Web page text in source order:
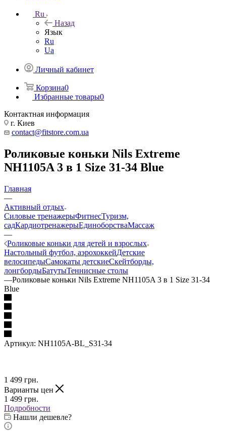
Ru
Назад
Язык
Ru
Ua
Личный кабинет
Корзина0
Избранные товары0
Контактная информация
г. Киев
contact@fitstore.com.ua
Роликовые коньки Nils Extreme
NH1105A 3 в 1 Size 31-34 Blue
Главная
—
Активный отдых
Силовые тренажерыФитнесТуризм,
садКардиотренажерыЕдиноборстваМассаж
—
Роликовые коньки для детей и взрослых
Настольный футбол, аэрохоккейДетские
велосипедыСамокаты детскиеСкейтборды,
лонгбордыБатутыТеннисные столы
—Роликовые коньки Nils Extreme NH1105A 3 в 1 Size 31-34
Blue
Артикул: NH1105A-BL_S31-34
1 499 грн.
Варианты цен
1 499 грн.
Подробности
Нашли дешевле?